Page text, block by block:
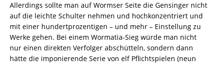
Allerdings sollte man auf Wormser Seite die Gensinger nicht
auf die leichte Schulter nehmen und hochkonzentriert und
mit einer hundertprozentigen – und mehr – Einstellung zu
Werke gehen. Bei einem Wormatia-Sieg würde man nicht
nur einen direkten Verfolger abschütteln, sondern dann
hätte die imponierende Serie von elf Pflichtspielen (neun